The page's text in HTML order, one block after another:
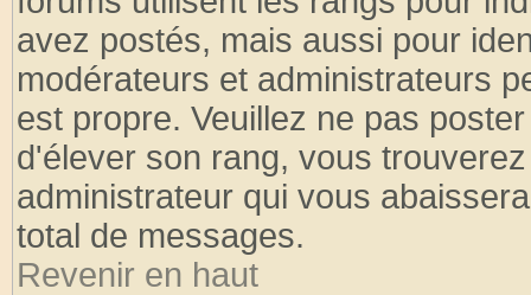
avez postés, mais aussi pour
modérateurs et administrateurs
est propre. Veuillez ne pas
d'élever son rang, vous
administrateur qui vous
total de messages.
Revenir en haut